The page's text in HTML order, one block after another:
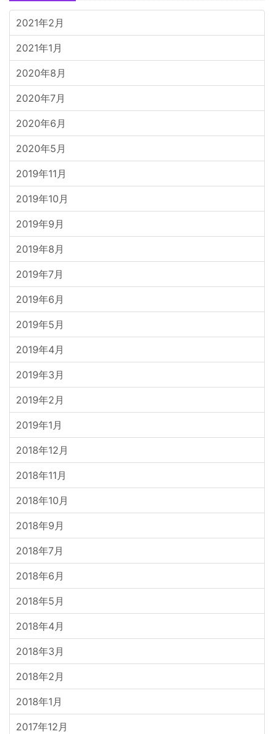
2021年2月
2021年1月
2020年8月
2020年7月
2020年6月
2020年5月
2019年11月
2019年10月
2019年9月
2019年8月
2019年7月
2019年6月
2019年5月
2019年4月
2019年3月
2019年2月
2019年1月
2018年12月
2018年11月
2018年10月
2018年9月
2018年7月
2018年6月
2018年5月
2018年4月
2018年3月
2018年2月
2018年1月
2017年12月